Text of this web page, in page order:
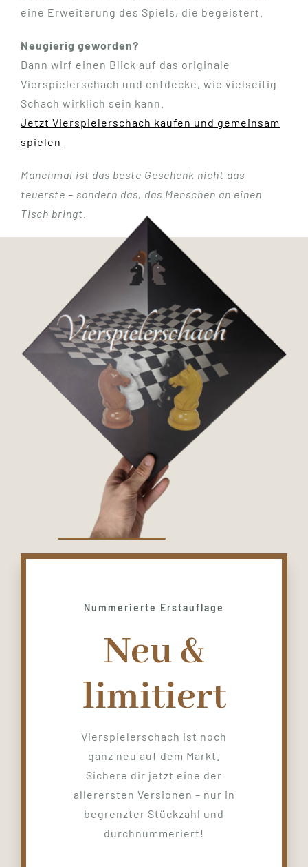
eine Erweiterung des Spiels, die begeistert.
Neugierig geworden?
Dann wirf einen Blick auf das originale
Vierspielerschach und entdecke, wie vielseitig
Schach wirklich sein kann.
Jetzt Vierspielerschach kaufen und gemeinsam
spielen
Manchmal ist das beste Geschenk nicht das
teuerste – sondern das, das Menschen an einen
Tisch bringt.
Nummerierte Erstauflage
Neu &
limitiert
Vierspielerschach ist noch
ganz neu auf dem Markt.
Sichere dir jetzt eine der
allerersten Versionen – nur in
begrenzter Stückzahl und
durchnummeriert!